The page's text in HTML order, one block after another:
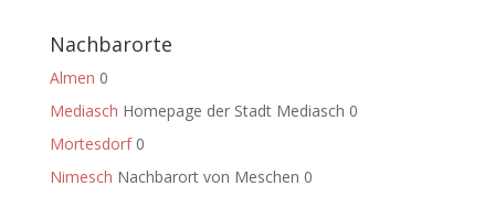
Nachbarorte
Almen 0
Mediasch Homepage der Stadt Mediasch 0
Mortesdorf0
Nimesch Nachbarort von Meschen 0